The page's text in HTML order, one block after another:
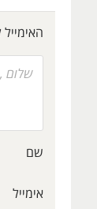
שם
אימייל